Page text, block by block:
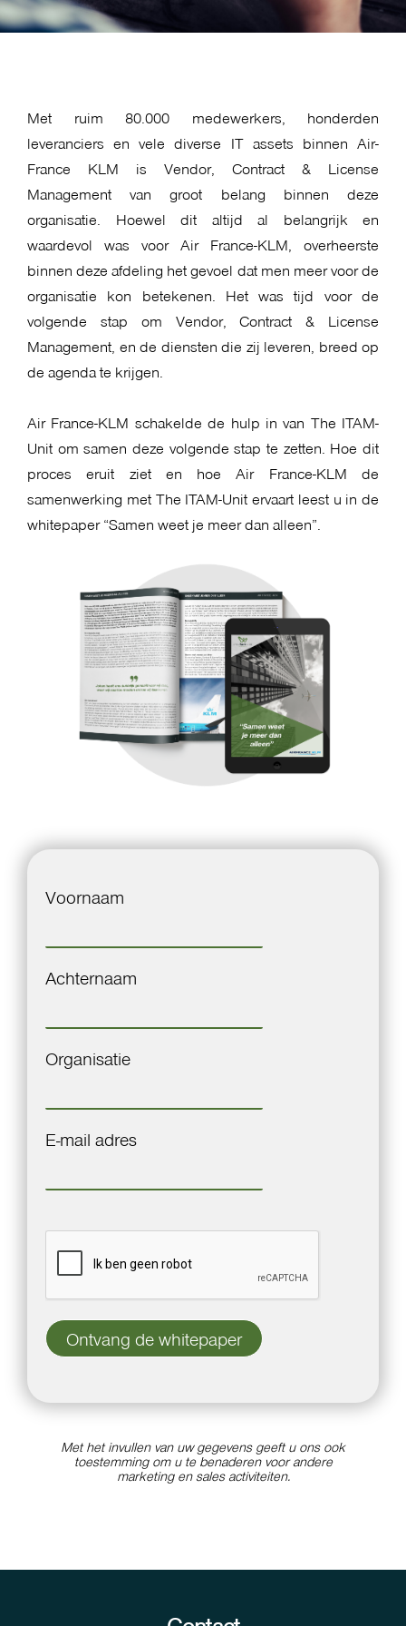
Met ruim 80.000 medewerkers, honderden
leveranciers en vele diverse IT assets binnen Air-
France KLM is Vendor, Contract & License
Management van groot belang binnen deze
organisatie. Hoewel dit altijd al belangrijk en
waardevol was voor Air France-KLM, overheerste
binnen deze afdeling het gevoel dat men meer voor de
organisatie kon betekenen . Het was tijd voor de
volgende stap om Vendor, Contract & License
Management, en de diensten die zij leveren, breed op
de agenda te krijgen.
Air France-KLM schakelde de hulp in van The ITAM-
Unit om samen deze volgende stap te zetten. Hoe dit
proces eruit ziet en hoe Air France-KLM de
samenwerking met The ITAM-Unit ervaart leest u in de
whitepaper “Samen weet je meer dan alleen”.
Voornaam
Achternaam
Organisatie
E-mail adres
Met het invullen van uw gegevens geeft u ons ook
toestemming om u te benaderen voor andere
marketing en sales activiteiten.